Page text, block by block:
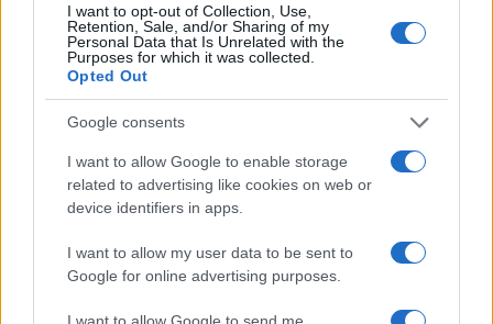
I want to opt-out of Collection, Use,
Retention, Sale, and/or Sharing of my
Personal Data that Is Unrelated with the
Purposes for which it was collected.
Opted Out
Google consents
I want to allow Google to enable storage
related to advertising like cookies on web or
device identifiers in apps.
I want to allow my user data to be sent to
Google for online advertising purposes.
I want to allow Google to send me
Continua a leggere
NERD NEWS